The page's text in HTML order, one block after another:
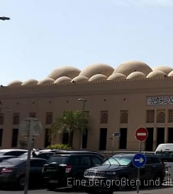
Eine der größten und